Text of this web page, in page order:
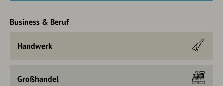
Business & Beruf
Handwerk
Großhandel